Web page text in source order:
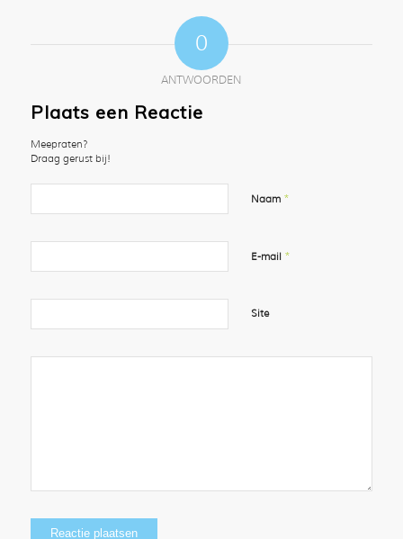
0
ANTWOORDEN
Plaats een Reactie
Meepraten?
Draag gerust bij!
Naam *
E-mail *
Site